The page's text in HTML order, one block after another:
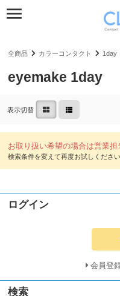
全商品 カラーコンタクト 1day
eyemake 1day
表示切替
ログイン
検索